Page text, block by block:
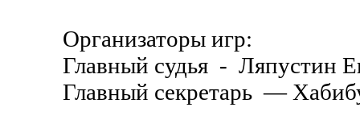
Организаторы игр:
Главный судья - Ляпустин
Главный секретарь —